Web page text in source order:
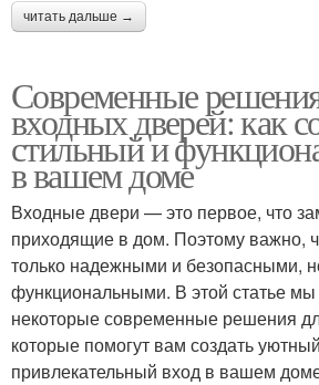
читать дальше →
Современные
входных дверей: как
стильный и
в вашем доме
Входные двери — это первое, что
приходящие в дом. Поэтому важно,
только надежными и безопасными,
функциональными. В этой статье
некоторые современные решения
которые помогут вам создать
привлекательный вход в вашем